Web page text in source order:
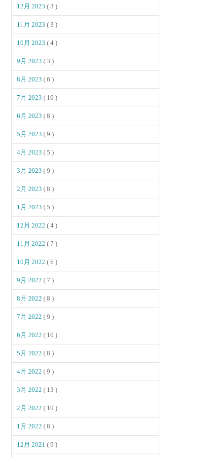
12月 2023( 3 )
11月 2023( 3 )
10月 2023( 4 )
9月 2023( 3 )
8月 2023( 6 )
7月 2023( 10 )
6月 2023( 8 )
5月 2023( 9 )
4月 2023( 5 )
3月 2023( 9 )
2月 2023( 8 )
1月 2023( 5 )
12月 2022( 4 )
11月 2022( 7 )
10月 2022( 6 )
9月 2022( 7 )
8月 2022( 8 )
7月 2022( 9 )
6月 2022( 10 )
5月 2022( 8 )
4月 2022( 9 )
3月 2022( 13 )
2月 2022( 10 )
1月 2022( 8 )
12月 2021( 9 )